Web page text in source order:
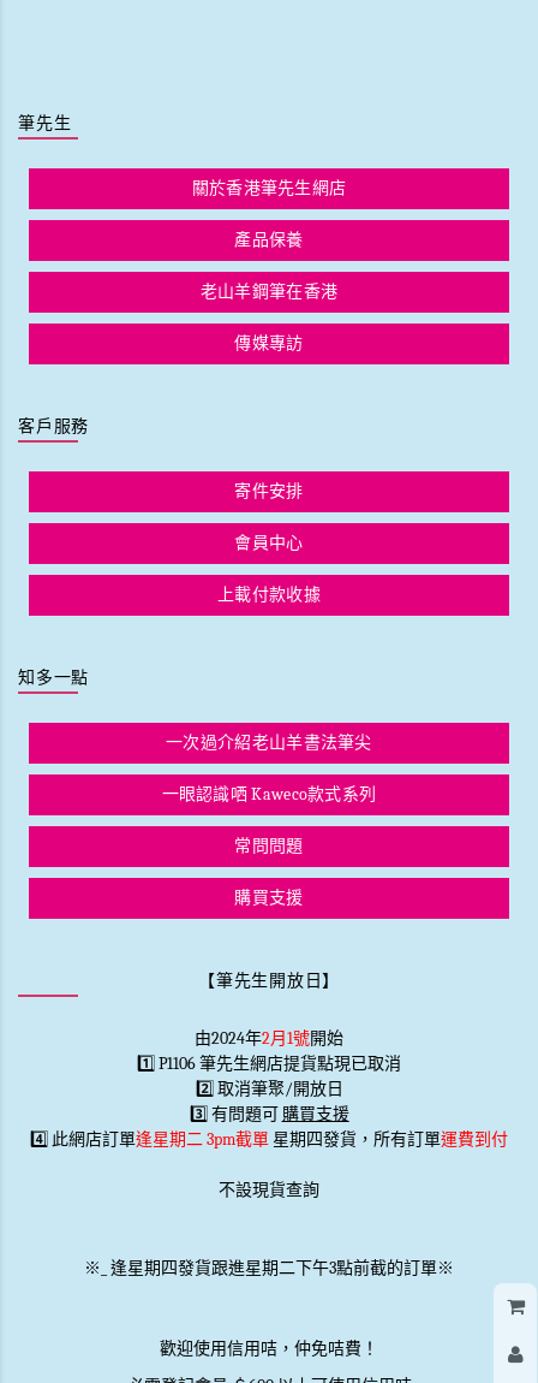
筆先生
關於香港筆先生網店
產品保養
老山羊鋼筆在香港
傳媒專訪
客戶服務
寄件安排
會員中心
上載付款收據
知多一點
一次過介紹老山羊書法筆尖
一眼認識哂 Kaweco款式系列
常問問題
購買支援
【筆先生開放日】
由2024年2月1號開始
1️⃣ P1106 筆先生網店提貨點現已取消
2️⃣ 取消筆聚/開放日
3️⃣ 有問題可 購買支援
4️⃣ 此網店訂單逢星期二 3pm截單 星期四發貨，所有訂單運費到付
不設現貨查詢
※ 逢星期四發貨跟進星期二下午3點前截的訂單※
歡迎使用信用咭，仲免咭費！